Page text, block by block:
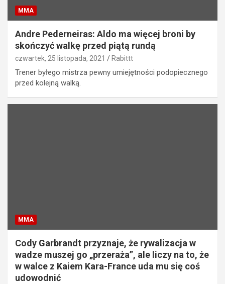
MMA
Andre Pederneiras: Aldo ma więcej broni by
skończyć walkę przed piątą rundą
czwartek, 25 listopada, 2021 Rabittt
Trener byłego mistrza pewny umiejętności podopiecznego
przed kolejną walką.
MMA
Cody Garbrandt przyznaje, że rywalizacja w
wadze muszej go „przeraża”, ale liczy na to, że
w walce z Kaiem Kara-France uda mu się coś
udowodnić